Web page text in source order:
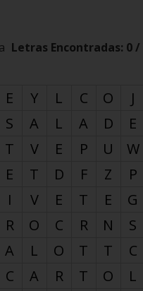
Letras Encontradas: 0/
E Y L C O J
S A L A D E
T V E P U W
E T D F Z P
I V E T E G
R O C R N S
A L O T T C
C A R T O L